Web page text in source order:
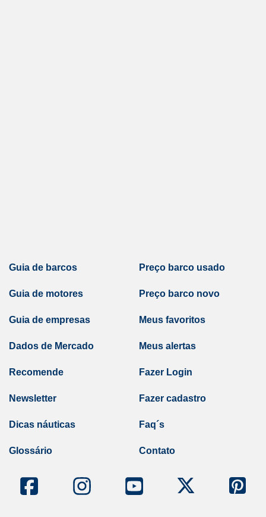
Guia de barcos
Guia de motores
Guia de empresas
Dados de Mercado
Preço barco usado
Preço barco novo
Meus favoritos
Meus alertas
Recomende
Newsletter
Dicas náuticas
Glossário
Fazer Login
Fazer cadastro
Faq´s
Contato